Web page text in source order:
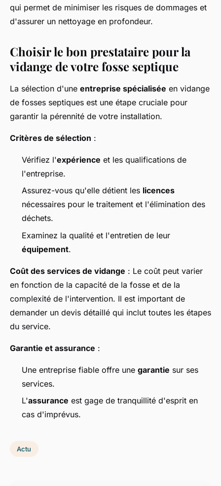
qui permet de minimiser les risques de dommages et
d'assurer un nettoyage en profondeur.
Choisir le bon prestataire pour la
vidange de votre fosse septique
La sélection d'une entreprise spécialisée en vidange
de fosses septiques est une étape cruciale pour
garantir la pérennité de votre installation.
Critères de sélection :
Vérifiez l'expérience et les qualifications de
l'entreprise.
Assurez-vous qu'elle détient les licences
nécessaires pour le traitement et l'élimination des
déchets.
Examinez la qualité et l'entretien de leur
équipement.
Coût des services de vidange : Le coût peut varier
en fonction de la capacité de la fosse et de la
complexité de l'intervention. Il est important de
demander un devis détaillé qui inclut toutes les étapes
du service.
Garantie et assurance :
Une entreprise fiable offre une garantie sur ses
services.
L'assurance est gage de tranquillité d'esprit en
cas d'imprévus.
Actu